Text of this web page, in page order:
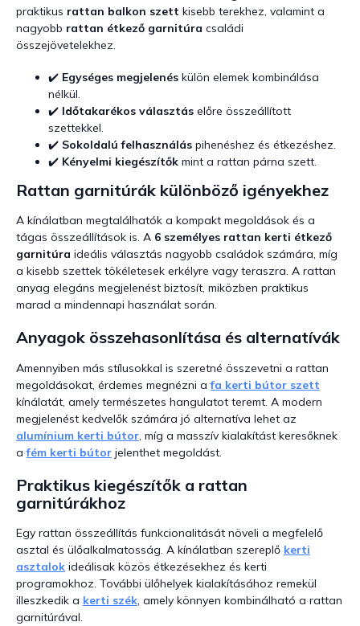
praktikus rattan balkon szett kisebb terekhez, valamint a
nagyobb rattan étkező garnitúra családi
összejövetelekhez.
✔️ Egységes megjelenés külön elemek kombinálása
nélkül.
✔️ Időtakarékos választás előre összeállított
szettekkel.
✔️ Sokoldalú felhasználás pihenéshez és étkezéshez.
✔️ Kényelmi kiegészítők mint a rattan párna szett.
Rattan garnitúrák különböző igényekhez
A kínálatban megtalálhatók a kompakt megoldások és a
tágas összeállítások is. A 6 személyes rattan kerti étkező
garnitúra ideális választás nagyobb családok számára, míg
a kisebb szettek tökéletesek erkélyre vagy teraszra. A rattan
anyag elegáns megjelenést biztosít, miközben praktikus
marad a mindennapi használat során.
Anyagok összehasonlítása és alternatívák
Amennyiben más stílusokkal is szeretné összevetni a rattan
megoldásokat, érdemes megnézni afa kerti bútor szett
kínálatát, amely természetes hangulatot teremt. A modern
megjelenést kedvelők számára jó alternatíva lehet az
alumínium kerti bútor, míg a masszív kialakítást keresőknek
afém kerti bútor jelenthet megoldást.
Praktikus kiegészítők a rattan
garnitúrákhoz
Egy rattan összeállítás funkcionalitását növeli a megfelelő
asztal és ülőalkalmatosság. A kínálatban szereplő kerti
asztalok ideálisak közös étkezésekhez és kerti
programokhoz. További ülőhelyek kialakításához remekül
illeszkedik a kerti szék, amely könnyen kombinálható a rattan
garnitúrával.